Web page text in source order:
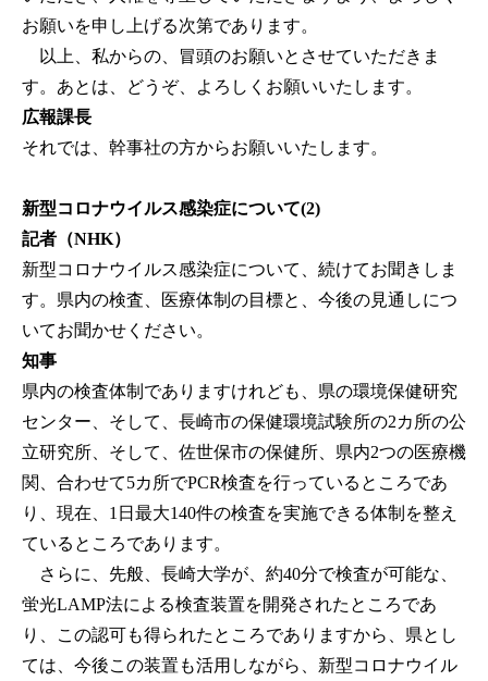
お願いを申し上げる次第であります。
以上、私からの、冒頭のお願いとさせていただきま
す。あとは、どうぞ、よろしくお願いいたします。
広報課長
それでは、幹事社の方からお願いいたします。
新型コロナウイルス感染症について(2)
記者（NHK）
新型コロナウイルス感染症について、続けてお聞きしま
す。県内の検査、医療体制の目標と、今後の見通しにつ
いてお聞かせください。
知事
県内の検査体制でありますけれども、県の環境保健研究
センター、そして、長崎市の保健環境試験所の2カ所の公
立研究所、そして、佐世保市の保健所、県内2つの医療機
関、合わせて5カ所でPCR検査を行っているところであ
り、現在、1日最大140件の検査を実施できる体制を整え
ているところであります。
さらに、先般、長崎大学が、約40分で検査が可能な、
蛍光LAMP法による検査装置を開発されたところであ
り、この認可も得られたところでありますから、県とし
ては、今後この装置も活用しながら、新型コロナウイル